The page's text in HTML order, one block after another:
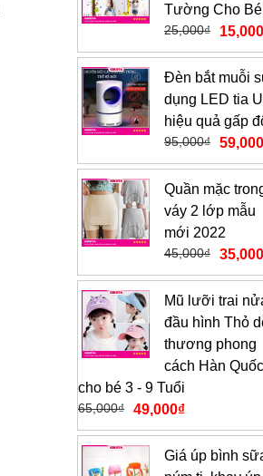
Tường Cho Bé
25,000₫ 15,000
Đèn bắt muỗi
dụng LED tia
hiệu quả gấp
95,000₫ 59,000
Quần mặc
váy 2 lớp mẫu
mới 2022
45,000₫ 35,000
Mũ lưỡi trai
đầu hình Thỏ
thương phong
cách Hàn Quốc
cho bé 3 - 9 Tuổi
65,000₫ 49,000₫
Giá úp bình